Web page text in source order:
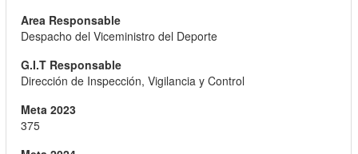
Despacho del Viceministro del Deporte
Dirección de Inspección, Vigilancia y Control
375